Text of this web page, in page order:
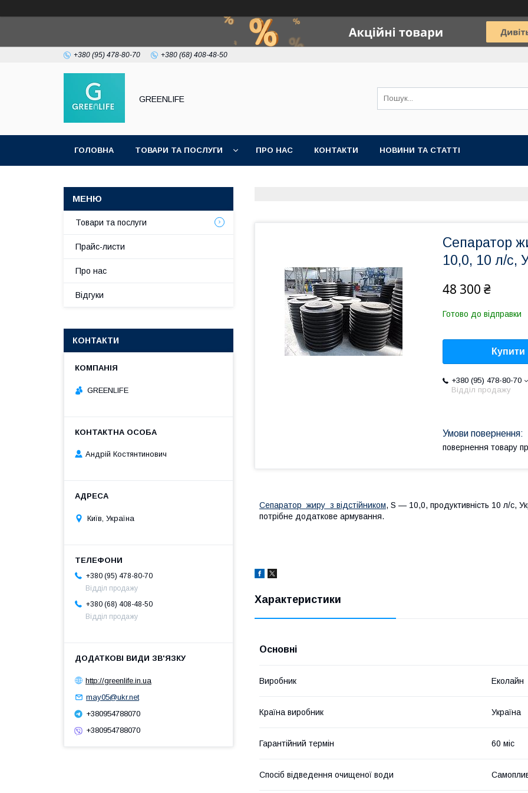
+380 (95) 478-80-70 +380 (68) 408-48-50
GREENLIFE
ГОЛОВНА ТОВАРИ ТА ПОСЛУГИ ПРО НАС КОНТАКТИ НОВИНИ ТА СТАТТІ
Сепаратор
10,0, 10 л/с,
48 300 ₴
Готово до відправки
Купити
+380 (95) 478-80-70
Відділ продажу
повернення товару
Сепаратор жиру з відстійником, S — 10,0, продуктивність 10 л/с,
потрібне додаткове армування.
Характеристики
Основні
Виробник Еколайн
Країна виробник Україна
Гарантійний термін 60 міс
Спосіб відведення очищеної води
Товари та послуги
Прайс-листи
Про нас
Відгуки
КОНТАКТИ
GREENLIFE
Андрій Костянтинович
Київ, Україна
+380 (95) 478-80-70
Відділ продажу
+380 (68) 408-48-50
Відділ продажу
http://greenlife.in.ua
may05@ukr.net
+380954788070
+380954788070